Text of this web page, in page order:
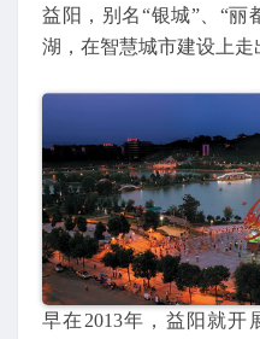
益阳，别名“银城”、“丽
湖，在智慧城市建设上走
早在2013年，益阳就开